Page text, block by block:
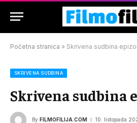
Početna stranica » Skrivena sudbina
SKRIVENA SUDBINA
Skrivena sudbina
By FILMOFILIJA.COM 10. listopada